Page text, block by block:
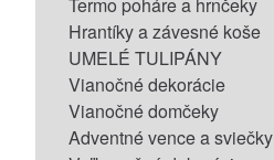
Hrantíky a závesné koše
UMELÉ TULIPÁNY
Vianočné dekorácie
Vianočné domčeky
Adventné vence a sviečky